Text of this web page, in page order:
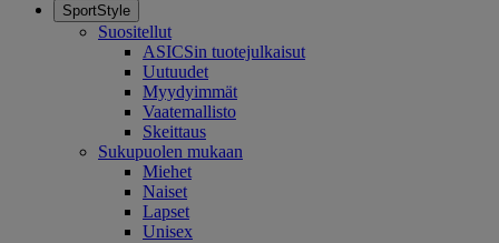
SportStyle
Suositellut
ASICSin tuotejulkaisut
Uutuudet
Myydyimmät
Vaatemallisto
Skeittaus
Sukupuolen mukaan
Miehet
Naiset
Lapset
Unisex